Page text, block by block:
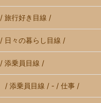
/ 旅行好き目線 /
/ 日々の暮らし目線 /
/ 添乗員目線 /
/ 添乗員目線 / - / 仕事 /